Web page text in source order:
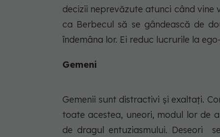
decizii neprevăzute atunci când
ca Berbecul să se gândească de
îndemâna lor. Ei reduc lucrurile la
Gemeni
Gemenii sunt distractivi și exaltați.
toate acestea, uneori, modul lor de
de dragul entuziasmului. Deseori